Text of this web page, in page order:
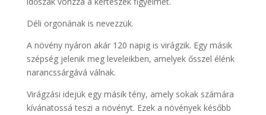
Déli orgonának is nevezzük.
A növény nyáron akár 120 napig is virágzik. Egy másik
szépség jelenik meg leveleikben, amelyek ősszel élénk
narancssárgává válnak.
Virágzási idejük egy másik tény, amely sokak számára
kívánatossá teszi a növényt. Ezek a növények később